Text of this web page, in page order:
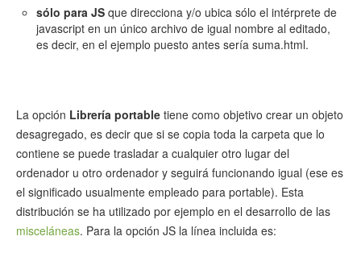
sólo para JS que direcciona y/o ubica sólo el intérprete de
javascript en un único archivo de igual nombre al editado,
es decir, en el ejemplo puesto antes sería suma.html.
La opción Librería portable tiene como objetivo crear un objeto
desagregado, es decir que si se copia toda la carpeta que lo
contiene se puede trasladar a cualquier otro lugar del
ordenador u otro ordenador y seguirá funcionando igual (ese es
el significado usualmente empleado para portable). Esta
distribución se ha utilizado por ejemplo en el desarrollo de las
misceláneas. Para la opción JS la línea incluida es: